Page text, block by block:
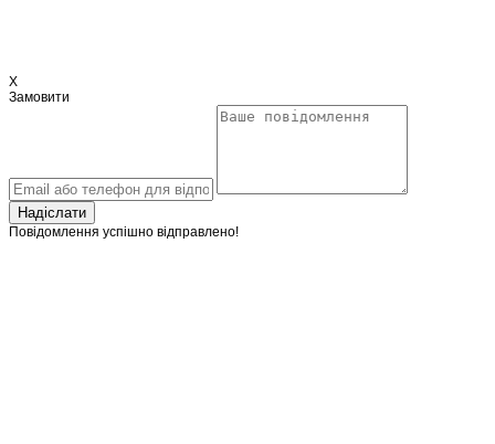
X
Замовити
Надіслати
Повідомлення успішно відправлено!